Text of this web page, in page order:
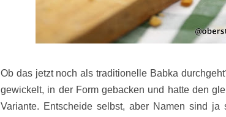
Ob das jetzt noch als traditionelle Babka
gewickelt, in der Form gebacken und hatte den
Variante. Entscheide selbst, aber Namen sind ja